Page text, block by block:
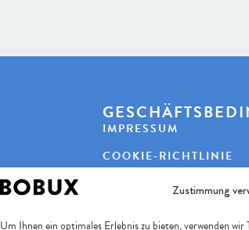
Zustimmung
Um Ihnen ein optimales Erlebnis zu bieten, verwenden wir
IMPRESSUM
COOKIE-RICHTLINIE